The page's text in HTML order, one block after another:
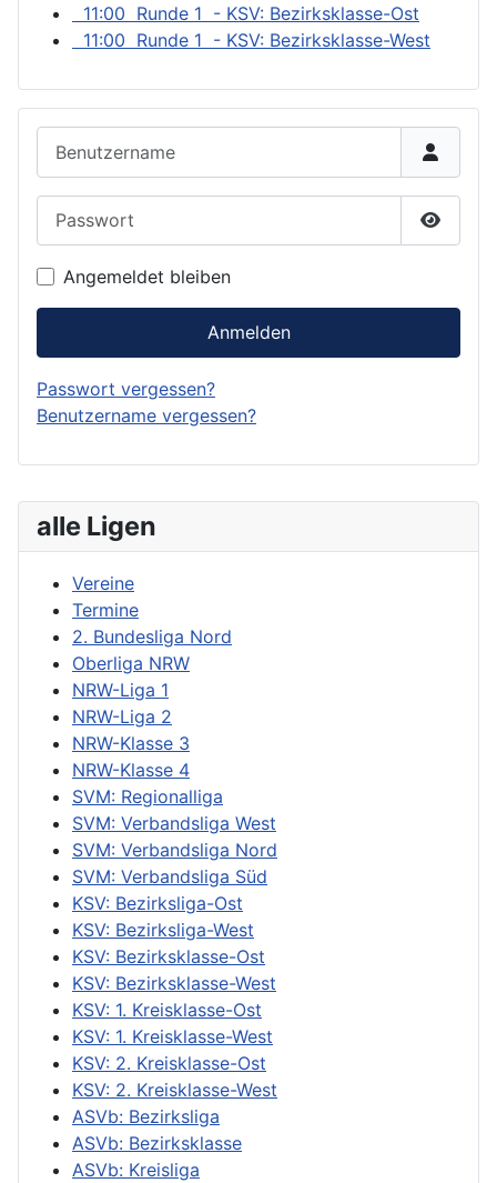
alle Ligen
Vereine
Termine
2. Bundesliga Nord
Oberliga NRW
NRW-Liga 1
NRW-Liga 2
NRW-Klasse 3
NRW-Klasse 4
SVM: Regionalliga
SVM: Verbandsliga West
SVM: Verbandsliga Nord
SVM: Verbandsliga Süd
KSV: Bezirksliga-Ost
KSV: Bezirksliga-West
KSV: Bezirksklasse-Ost
KSV: Bezirksklasse-West
KSV: 1. Kreisklasse-Ost
KSV: 1. Kreisklasse-West
KSV: 2. Kreisklasse-Ost
KSV: 2. Kreisklasse-West
ASVb: Bezirksliga
ASVb: Bezirksklasse
ASVb: Kreisliga
11:00 Runde 1 - KSV: Bezirksklasse-Ost
11:00 Runde 1 - KSV: Bezirksklasse-West
Angemeldet bleiben
Anmelden
Passwort vergessen?
Benutzername vergessen?